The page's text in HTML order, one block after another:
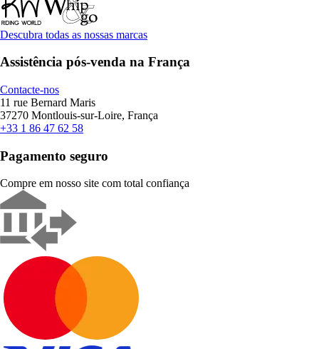
Descubra todas as nossas marcas
Assistência pós-venda na França
Contacte-nos
11 rue Bernard Maris
37270 Montlouis-sur-Loire, França
+33 1 86 47 62 58
Pagamento seguro
Compre em nosso site com total confiança